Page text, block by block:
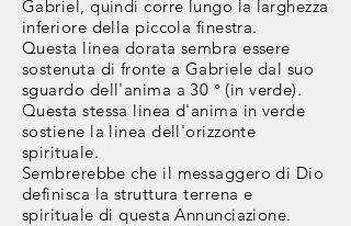
Gabriel, quindi corre lungo la larghezza
inferiore della piccola finestra.
Questa linea dorata sembra essere
sostenuta di fronte a Gabriele dal suo
sguardo dell'anima a 30 ° (in verde).
Questa stessa linea d'anima in verde
sostiene la linea dell'orizzonte
spirituale.
Sembrerebbe che il messaggero di Dio
definisca la struttura terrena e
spirituale di questa Annunciazione.